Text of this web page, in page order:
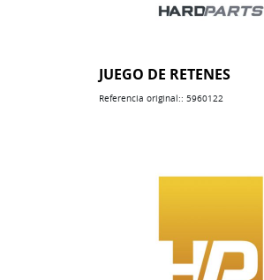
JUEGO DE RETENES
Referencia original:: 5960122